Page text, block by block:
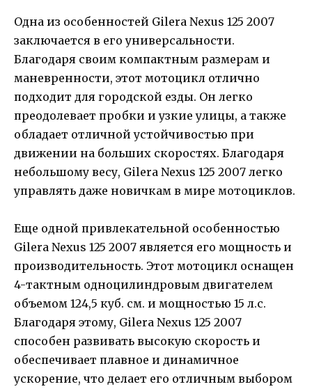
Одна из особенностей Gilera Nexus 125 2007
заключается в его универсальности.
Благодаря своим компактным размерам и
маневренности, этот мотоцикл отлично
подходит для городской езды. Он легко
преодолевает пробки и узкие улицы, а также
обладает отличной устойчивостью при
движении на больших скоростях. Благодаря
небольшому весу, Gilera Nexus 125 2007 легко
управлять даже новичкам в мире мотоциклов.
Еще одной привлекательной особенностью
Gilera Nexus 125 2007 является его мощность и
производительность. Этот мотоцикл оснащен
4-тактным одноцилиндровым двигателем
объемом 124,5 куб. см. и мощностью 15 л.с.
Благодаря этому, Gilera Nexus 125 2007
способен развивать высокую скорость и
обеспечивает плавное и динамичное
ускорение, что делает его отличным выбором